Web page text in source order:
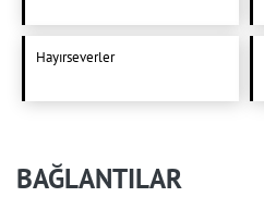
Hayırseverler
BAĞLANTILAR